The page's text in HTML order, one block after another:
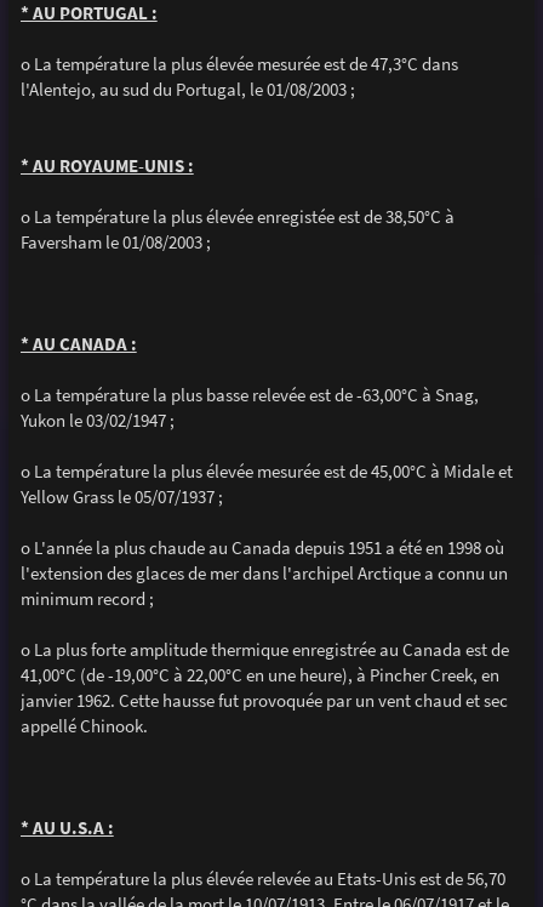
* AU PORTUGAL :
o La température la plus élevée mesurée est de 47,3°C dans
l'Alentejo, au sud du Portugal, le 01/08/2003 ;
* AU ROYAUME-UNIS :
o La température la plus élevée enregistée est de 38,50°C à
Faversham le 01/08/2003 ;
* AU CANADA :
o La température la plus basse relevée est de -63,00°C à Snag,
Yukon le 03/02/1947 ;
o La température la plus élevée mesurée est de 45,00°C à Midale et
Yellow Grass le 05/07/1937 ;
o L'année la plus chaude au Canada depuis 1951 a été en 1998 où
l'extension des glaces de mer dans l'archipel Arctique a connu un
minimum record ;
o La plus forte amplitude thermique enregistrée au Canada est de
41,00°C (de -19,00°C à 22,00°C en une heure), à Pincher Creek, en
janvier 1962. Cette hausse fut provoquée par un vent chaud et sec
appellé Chinook.
* AU U.S.A :
o La température la plus élevée relevée au Etats-Unis est de 56,70